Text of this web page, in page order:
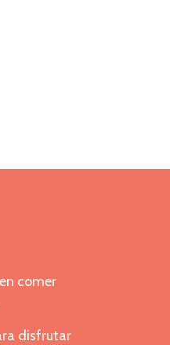
comer
disfrutar